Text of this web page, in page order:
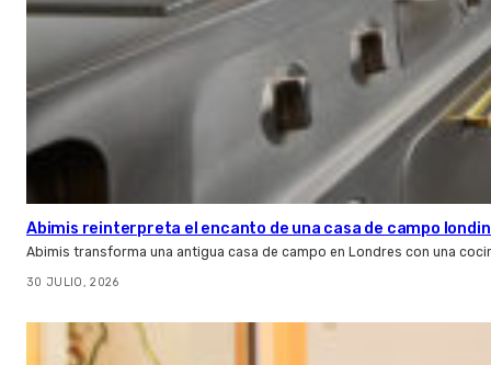
Abimis reinterpreta el encanto de una casa de campo
Abimis transforma una antigua casa de campo en Londres con una
30 JULIO, 2026